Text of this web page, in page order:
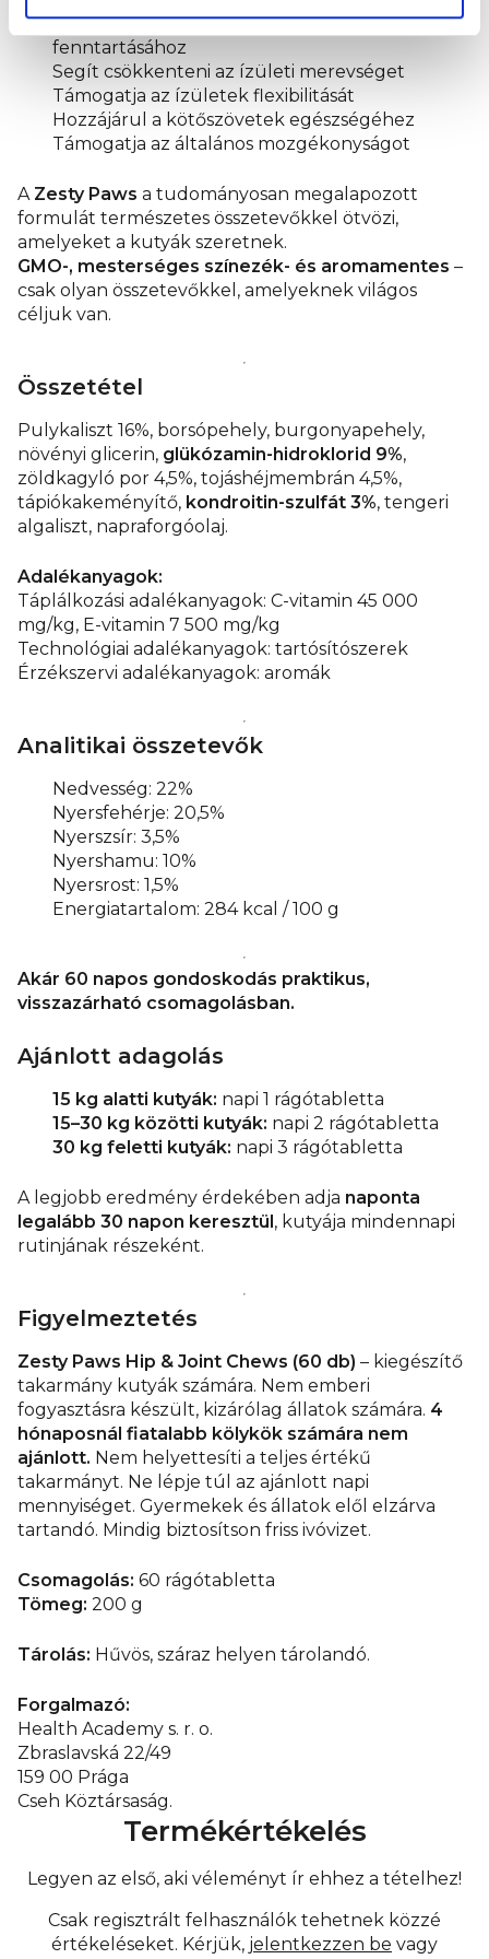
Hozzájárul az egészséges porcok
fenntartásához
Segít csökkenteni az ízületi merevséget
Támogatja az ízületek flexibilitását
Hozzájárul a kötőszövetek egészségéhez
Támogatja az általános mozgékonyságot
A Zesty Paws a tudományosan megalapozott
formulát természetes összetevőkkel ötvözi,
amelyeket a kutyák szeretnek.
GMO-, mesterséges színezék- és aromamentes –
csak olyan összetevőkkel, amelyeknek világos
céljuk van.
Összetétel
Pulykaliszt 16%, borsópehely, burgonyapehely,
növényi glicerin, glükózamin-hidroklorid 9%,
zöldkagyló por 4,5%, tojáshéjmembrán 4,5%,
tápiókakeményítő, kondroitin-szulfát 3%, tengeri
algaliszt, napraforgóolaj.
Adalékanyagok:
Táplálkozási adalékanyagok: C-vitamin 45 000
mg/kg, E-vitamin 7 500 mg/kg
Technológiai adalékanyagok: tartósítószerek
Érzékszervi adalékanyagok: aromák
Analitikai összetevők
Nedvesség: 22%
Nyersfehérje: 20,5%
Nyerszsír: 3,5%
Nyershamu: 10%
Nyersrost: 1,5%
Energiatartalom: 284 kcal / 100 g
Akár 60 napos gondoskodás praktikus,
visszazárható csomagolásban.
Ajánlott adagolás
15 kg alatti kutyák: napi 1 rágótabletta
15–30 kg közötti kutyák: napi 2 rágótabletta
30 kg feletti kutyák: napi 3 rágótabletta
A legjobb eredmény érdekében adja naponta
legalább 30 napon keresztül , kutyája mindennapi
rutinjának részeként.
Figyelmeztetés
Zesty Paws Hip & Joint Chews (60 db) – kiegészítő
takarmány kutyák számára. Nem emberi
fogyasztásra készült, kizárólag állatok számára. 4
hónaposnál fiatalabb kölykök számára nem
ajánlott. Nem helyettesíti a teljes értékű
takarmányt. Ne lépje túl az ajánlott napi
mennyiséget. Gyermekek és állatok elől elzárva
tartandó. Mindig biztosítson friss ivóvizet.
Csomagolás: 60 rágótabletta
Tömeg: 200 g
Tárolás: Hűvös, száraz helyen tárolandó.
Forgalmazó:
Health Academy s. r. o.
Zbraslavská 22/49
159 00 Prága
Cseh Köztársaság.
Termékértékelés
Legyen az első, aki véleményt ír ehhez a tételhez!
Csak regisztrált felhasználók tehetnek közzé
értékeléseket. Kérjük, jelentkezzen be vagy